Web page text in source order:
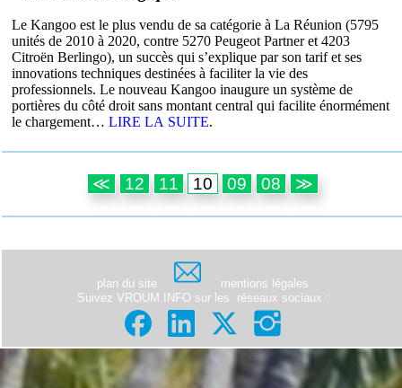
Le Kangoo est le plus vendu de sa catégorie à La Réunion (5795
unités de 2010 à 2020, contre 5270 Peugeot Partner et 4203
Citroën Berlingo), un succès qui s’explique par son tarif et ses
innovations techniques destinées à faciliter la vie des
professionnels. Le nouveau Kangoo inaugure un système de
portières du côté droit sans montant central qui facilite énormément
le chargement…LIRE LA SUITE.
≪ 12 11 10 09 08 ≫
plan du site
mentions légales
Suivez VROUM.INFO sur les
réseaux sociaux :